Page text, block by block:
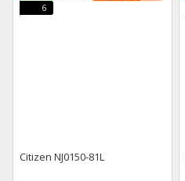
6
Citizen NJ0150-81L